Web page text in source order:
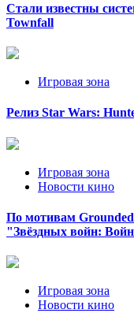
Стали известны
Townfall
Игровая зона
Релиз Star Wars:
Игровая зона
Новости кино
По мотивам Grounded
"Звёздных войн:
Игровая зона
Новости кино